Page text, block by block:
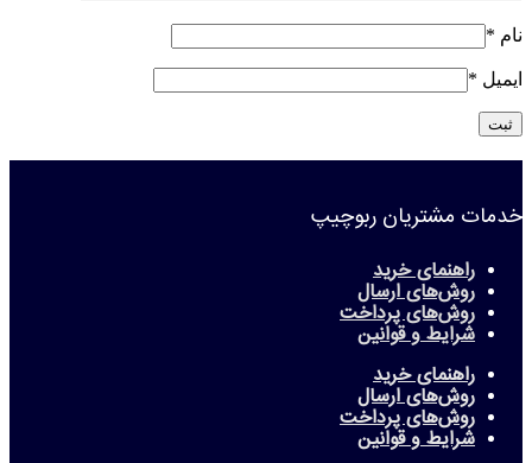
نام *
ایمیل *
خدمات مشتریان ربوچیپ
راهنمای خرید
روش‌های ارسال
روش‌های پرداخت
شرایط و قوانین
راهنمای خرید
روش‌های ارسال
روش‌های پرداخت
شرایط و قوانین